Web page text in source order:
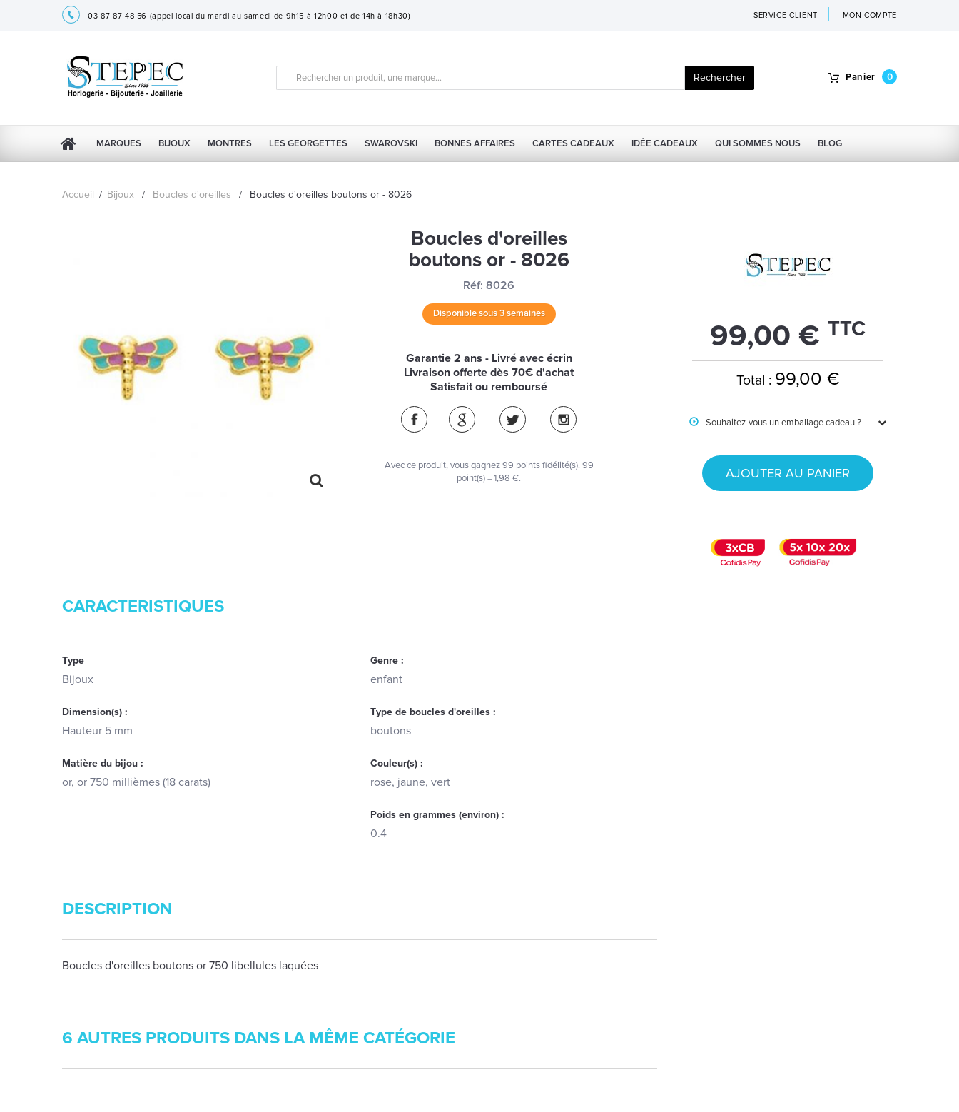
03 87 87 48 56 (appel local du mardi au samedi de 9h15 à 12h00 et de 14h à 18h30) SERVICE CLIENT MON COMPTE
Rechercher Panier 0
MARQUES BIJOUX MONTRES LES GEORGETTES SWAROVSKI BONNES AFFAIRES CARTES CADEAUX IDÉE CADEAUX QUI SOMMES NOUS BLOG
Accueil / Bijoux / Boucles d'oreilles / Boucles d'oreilles boutons or - 8026
Boucles d'oreilles
boutons or - 8026
Réf: 8026
Disponible sous 3 semaines
Garantie 2 ans - Livré avec écrin
Livraison offerte dès 70€ d'achat
Satisfait ou remboursé
Avec ce produit, vous gagnez99 points fidélité(s). 99
point(s) =1,98 €.
99,00 € TTC
Total : 99,00 €
Souhaitez-vous un emballage cadeau ?
AJOUTER AU PANIER
CARACTERISTIQUES
Type
Bijoux
Genre :
enfant
Dimension(s) :
Hauteur 5 mm
Type de boucles d'oreilles :
boutons
Matière du bijou :
or, or 750 millièmes (18 carats)
Couleur(s) :
rose, jaune, vert
Poids en grammes (environ) :
0.4
DESCRIPTION
Boucles d'oreilles boutons or 750 libellules laquées
6 AUTRES PRODUITS DANS LA MÊME CATÉGORIE